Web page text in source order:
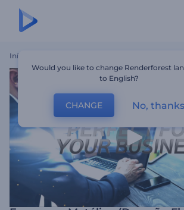
Início Frases Em Metálico (Duração
Would you like to change Renderforest
to English?
CHANGE No, thanks